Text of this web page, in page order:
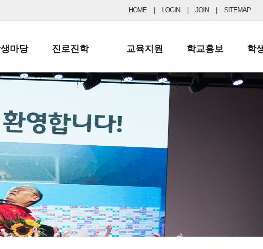
HOME LOGIN JOIN SITEMAP
마당
생활규정
신문
진로동아리
등 소식지
진로진학
공지사항 및 입시자료
드림레터
교육지원
행정실
학교운영위원회
학교건축기금
학교홍보
보도자료
학